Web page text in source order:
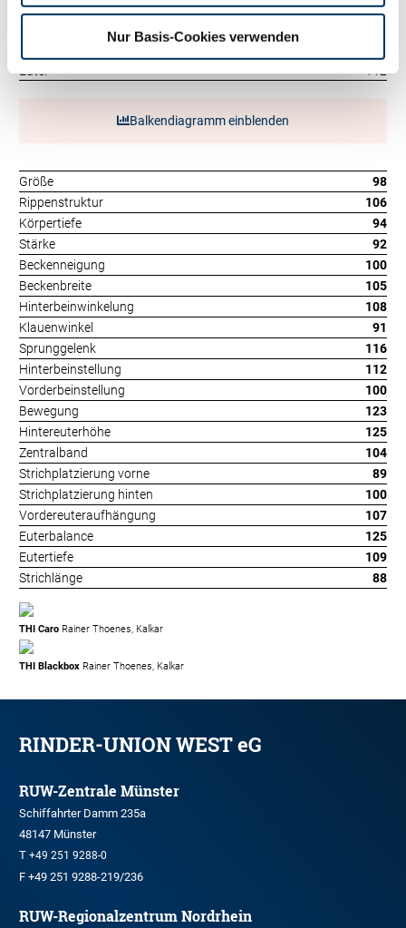
Nur Basis-Cookies verwenden
Milchtyp
126
Euter
112
Balkendiagramm einblenden
Größe
98
Rippenstruktur
106
Körpertiefe
94
Stärke
92
Beckenneigung
100
Beckenbreite
105
Hinterbeinwinkelung
108
Klauenwinkel
91
Sprunggelenk
116
Hinterbeinstellung
112
Vorderbeinstellung
100
Bewegung
123
Hintereuterhöhe
125
Zentralband
104
Strichplatzierung vorne
89
Strichplatzierung hinten
100
Vordereuteraufhängung
107
Euterbalance
125
Eutertiefe
109
Strichlänge
88
THI Caro Rainer Thoenes, Kalkar
THI Blackbox Rainer Thoenes, Kalkar
RINDER-UNION WEST eG
RUW-Zentrale Münster
Schiffahrter Damm 235a
48147 Münster
T +49 251 9288-0
F +49 251 9288-219/236
RUW-Regionalzentrum Nordrhein